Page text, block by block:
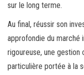
sur le long terme.
Au final, réussir son
approfondie du marché
rigoureuse, une
particulière portée à la